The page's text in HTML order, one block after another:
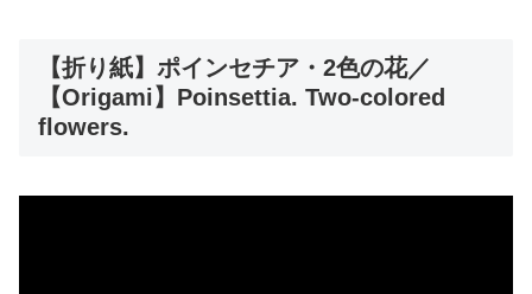
【折り紙】ポインセチア・2色の花／
【Origami】Poinsettia. Two-colored
flowers.